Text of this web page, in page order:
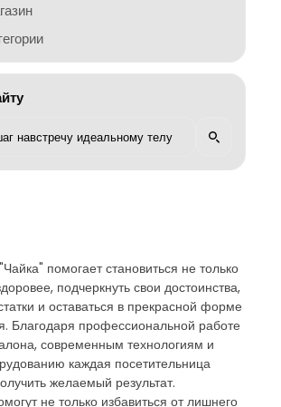
помогает становиться не только
подчеркнуть свои достоинства,
и оставаться в прекрасной форме
Благодаря профессиональной работе
современным технологиям и
каждая посетительница
желаемый результат.
не только избавиться от лишнего